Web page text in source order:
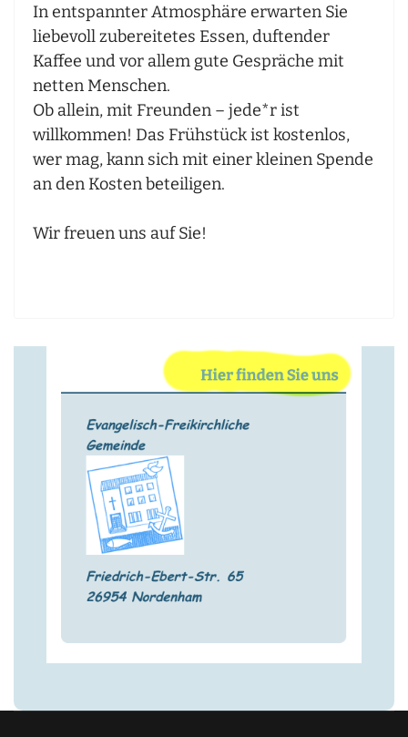
In entspannter Atmosphäre erwarten Sie
liebevoll zubereitetes Essen, duftender
Kaffee und vor allem gute Gespräche mit
netten Menschen.
Ob allein, mit Freunden – jede*r ist
willkommen! Das Frühstück ist kostenlos,
wer mag, kann sich mit einer kleinen Spende
an den Kosten beteiligen.
Wir freuen uns auf Sie!